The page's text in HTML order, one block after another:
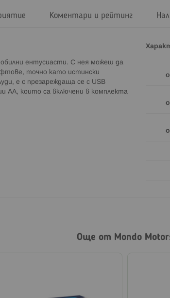
ентусиасти. С нея можеш да
точно като истински
е с презареждаща се с USB
АА, които са включени в комплекта
Коментари и рейтинг
Още от Mondo